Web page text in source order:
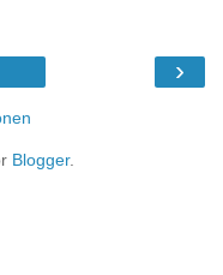
›
Blogger.